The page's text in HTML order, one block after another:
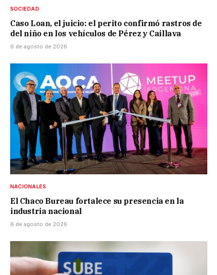
SOCIEDAD
Caso Loan, el juicio: el perito confirmó rastros de
del niño en los vehículos de Pérez y Caillava
6 de agosto de 2026
NACIONALES
El Chaco Bureau fortalece su presencia en la
industria nacional
6 de agosto de 2026